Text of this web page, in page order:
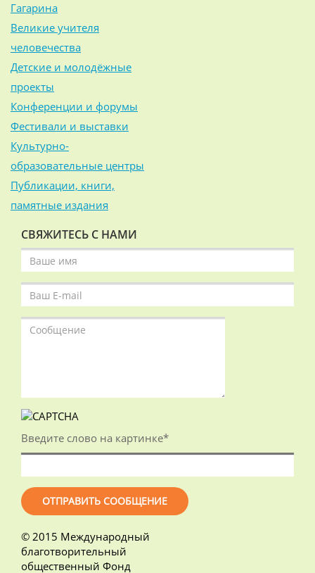
Гагарина
Великие учителя
человечества
Детские и молодёжные
проекты
Конференции и форумы
Фестивали и выставки
Культурно-
образовательные центры
Публикации, книги,
памятные издания
СВЯЖИТЕСЬ С НАМИ
Введите слово на картинке*
© 2015 Международный
благотворительный
общественный Фонд